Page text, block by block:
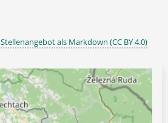
Stellenangebot als Markdown (CC BY 4.0)